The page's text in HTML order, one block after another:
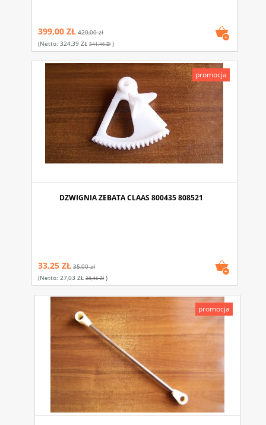
399,00 ZŁ 420,00 zł
(netto:324,39 ZŁ 341,46 Zł)
DZWIGNIA ZEBATA CLAAS 800435 808521
33,25 ZŁ 35,00 zł
(netto: 27,03 ZŁ 28,46 Zł)
promocja
promocja